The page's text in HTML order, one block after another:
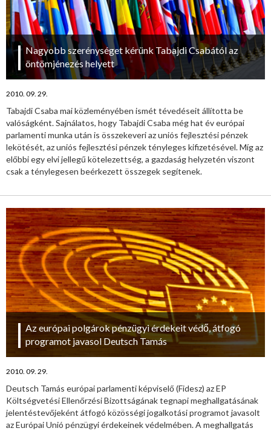
Nagyobb szerénységet kérünk Tabajdi Csabától az
öntömjénezés helyett
2010. 09. 29.
Tabajdi Csaba mai közleményében ismét tévedéseit állította be
valóságként. Sajnálatos, hogy Tabajdi Csaba még hat év európai
parlamenti munka után is összekeveri az uniós fejlesztési pénzek
lekötését, az uniós fejlesztési pénzek tényleges kifizetésével. Míg az
előbbi egy elvi jellegű kötelezettség, a gazdaság helyzetén viszont
csak a ténylegesen beérkezett összegek segítenek.
Az európai polgárok pénzügyi érdekeit védő, átfogó
programot javasol Deutsch Tamás
2010. 09. 29.
Deutsch Tamás európai parlamenti képviselő (Fidesz) az EP
Költségvetési Ellenőrzési Bizottságának tegnapi meghallgatásának
jelentéstevőjeként átfogó közösségi jogalkotási programot javasolt
az Európai Unió pénzügyi érdekeinek védelmében. A meghallgatás